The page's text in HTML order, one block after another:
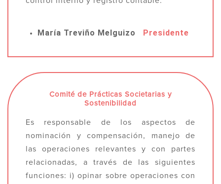
María Treviño Melguizo Presidente
Comité de Prácticas Societarias y
Sostenibilidad
Es responsable de los aspectos de
nominación y compensación, manejo de
las operaciones relevantes y con partes
relacionadas, a través de las siguientes
funciones: i) opinar sobre operaciones con